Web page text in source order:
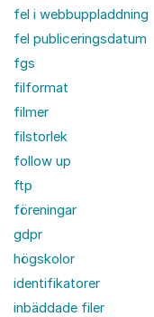
fel i webbuppladdning
fel publiceringsdatum
fgs
filformat
filmer
filstorlek
follow up
ftp
föreningar
gdpr
högskolor
identifikatorer
inbäddade filer